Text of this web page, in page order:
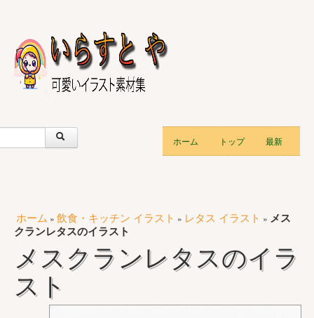
ホーム トップ 最新
ホーム » 飲食・キッチン イラスト » レタス イラスト » メス
クランレタスのイラスト
メスクランレタスのイラ
スト